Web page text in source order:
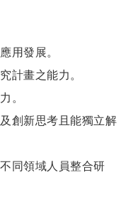
用發展。
計畫之能力。
。
創新思考且能獨立解
同領域人員整合研